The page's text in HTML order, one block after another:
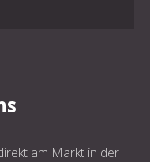
am Markt in der